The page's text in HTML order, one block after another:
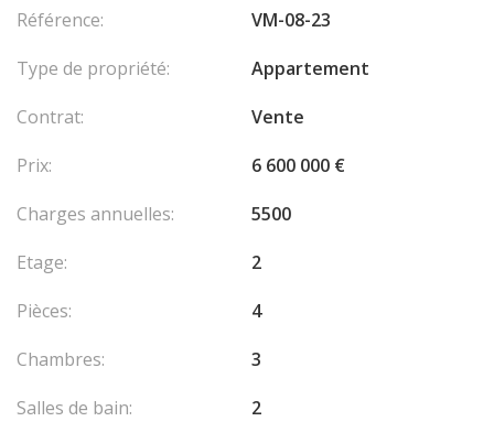
Référence:
VM-08-23
Type de propriété:
Appartement
Contrat:
Vente
Prix:
6 600 000 €
Charges annuelles:
5500
Etage:
2
Pièces:
4
Chambres:
3
Salles de bain:
2